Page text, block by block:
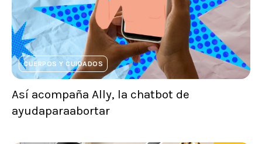
CUERPOS Y CUIDADOS
Así acompaña Ally, la chatbot de
ayudaparaabortar